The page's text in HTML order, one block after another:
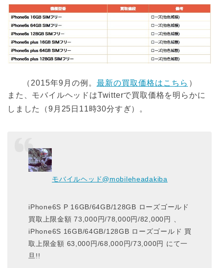
（2015年9月の例。 最新の買取価格はこちら ）
また、モバイルヘッドはTwitterで買取価格を明らかに
しました（9月25日11時30分すぎ）。
モバイルヘッド@mobileheadakiba
iPhone6S P 16GB/64GB/128GB ローズゴールド
買取上限金額 73,000円/78,000円/82,000円 、
iPhone6S 16GB/64GB/128GB ローズゴールド 買
取上限金額 63,000円/68,000円/73,000円 にて一
旦!!